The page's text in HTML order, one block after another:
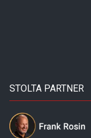
STOLTA PARTNER